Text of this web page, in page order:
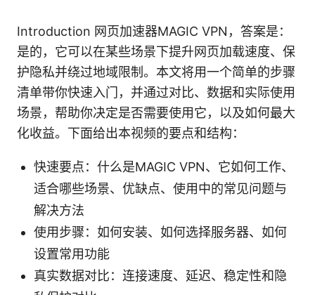
Introduction 网页加速器MAGIC VPN，答案是：
是的，它可以在某些场景下提升网页加载速度、保
护隐私并绕过地域限制。本文将用一个简单的步骤
清单带你快速入门，并通过对比、数据和实际使用
场景，帮助你决定是否需要使用它，以及如何最大
化收益。下面给出本视频的要点和结构：
快速要点：什么是MAGIC VPN、它如何工作、
适合哪些场景、优缺点、使用中的常见问题与
解决方法
使用步骤：如何安装、如何选择服务器、如何
设置常用功能
真实数据对比：连接速度、延迟、稳定性和隐